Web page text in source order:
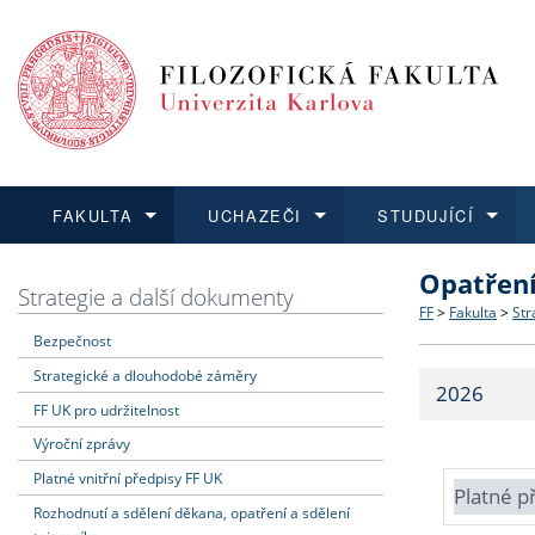
FAKULTA
Dozvědět se více
Struktura
Strategie
Fakultní
UCHAZEČI
Podat přihlášku
Co
Učitelské
STUDUJÍCÍ
Dozvědět se více
Dozvědět se více
O vědě a
Dozvědět se více
Aktuální
Strategie a další dokumenty
Bezpečnost
Strategické a dlouhodobé záměry
FF UK pro udržitelnost
Výroční zprávy
Platné vnitřní předpisy FF UK
Rozhodnutí a sdělení děkana, opatření a sdělení
FF > Fakulta >
2026
Platné